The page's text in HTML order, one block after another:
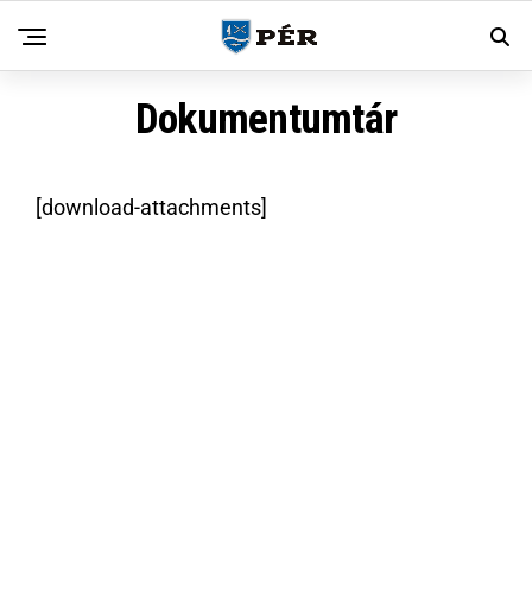
Dokumentumtár
[download-attachments]